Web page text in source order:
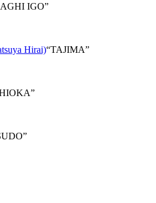
IGO”
Hirai)“TAJIMA”
”
”